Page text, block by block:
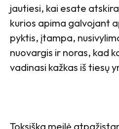
jautiesi, kai esate
kurios apima galvojant
pyktis, įtampa,
nuovargis ir noras, kad
vadinasi kažkas iš tiesų
Toksiška meilė